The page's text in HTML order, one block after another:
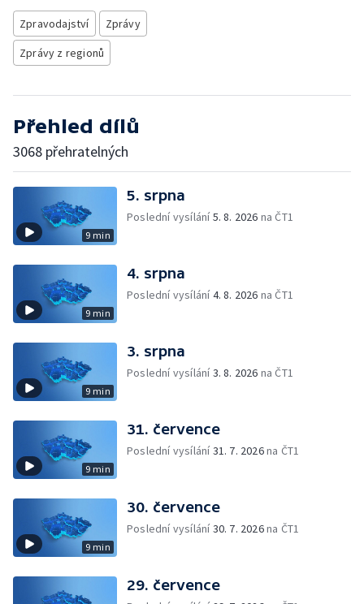
Zpravodajství
Zprávy
Zprávy z regionů
Přehled dílů
3068 přehratelných
9 min
5. srpna
Poslední vysílání5. 8. 2026 na ČT1
9 min
4. srpna
Poslední vysílání4. 8. 2026 na ČT1
9 min
3. srpna
Poslední vysílání3. 8. 2026 na ČT1
9 min
31. července
Poslední vysílání31. 7. 2026na ČT1
9 min
30. července
Poslední vysílání30. 7. 2026na ČT1
29. července